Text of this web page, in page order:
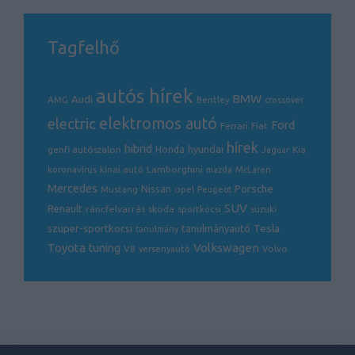
Tagfelhő
AMG Audi autós hírek Bentley BMW crossover
electric elektromos autó Ferrari Fiat Ford
genfi autószalon hibrid Honda hyundai hírek Jaguar Kia
koronavírus kínai autó Lamborghini mazda McLaren
Mercedes Mustang Nissan opel Peugeot Porsche
Renault ráncfelvarrás skoda sportkocsi SUV suzuki
szuper-sportkocsi tanulmány tanulmányautó Tesla
Toyota tuning V8 versenyautó Volkswagen Volvo